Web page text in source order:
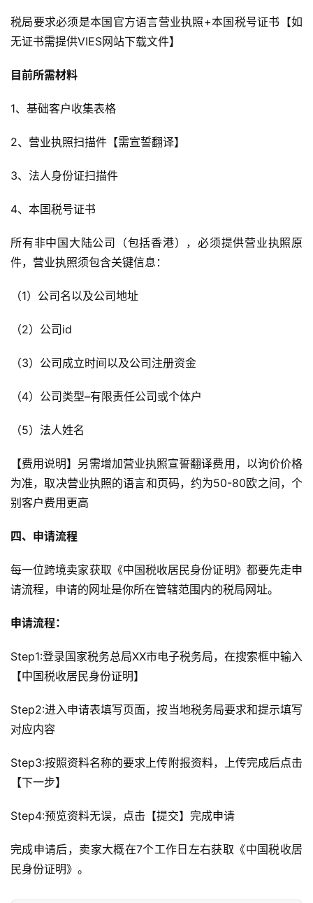
首
页
全
开
跨
百
社
营
境
航
税局要求必须是本国官方语言营业执照+本国税号证书【如
无证书需提供VIES网站下载文件】
目前所需材料
1、基础客户收集表格
2、营业执照扫描件【需宣誓翻译】
3、法人身份证扫描件
4、本国税号证书
所有非中国大陆公司（包括香港），必须提供营业执照原
件，营业执照须包含关键信息：
（1）公司名以及公司地址
（2）公司id
（3）公司成立时间以及公司注册资金
（4）公司类型–有限责任公司或个体户
（5）法人姓名
【费用说明】另需增加营业执照宣誓翻译费用，以询价价格
为准，取决营业执照的语言和页码，约为50-80欧之间，个
别客户费用更高
四、申请流程
每一位跨境卖家获取《中国税收居民身份证明》都要先走申
请流程，申请的网址是你所在管辖范围内的税局网址。
申请流程：
Step1:登录国家税务总局XX市电子税务局，在搜索框中输入
【中国税收居民身份证明】
Step2:进入申请表填写页面，按当地税务局要求和提示填写
对应内容
Step3:按照资料名称的要求上传附报资料，上传完成后点击
【下一步】
Step4:预览资料无误，点击【提交】完成申请
完成申请后，卖家大概在7个工作日左右获取《中国税收居
民身份证明》。